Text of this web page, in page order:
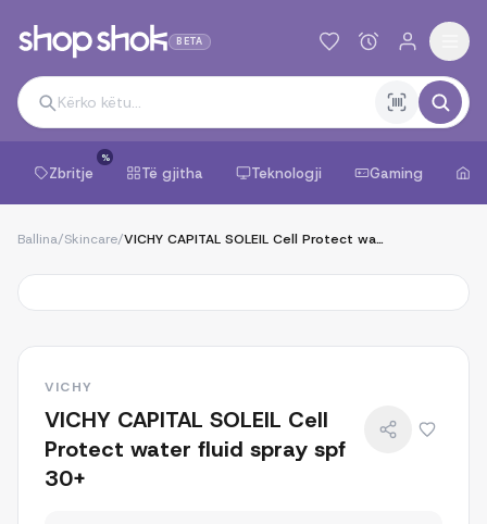
BETA
Zbritje
%
Të gjitha Teknologji Gaming
Ballina/Skincare/ VICHY CAPITAL SOLEIL Cell Protect water fluid spray spf 30+
VICHY
VICHY CAPITAL SOLEIL Cell
Protect water fluid spray spf
30+